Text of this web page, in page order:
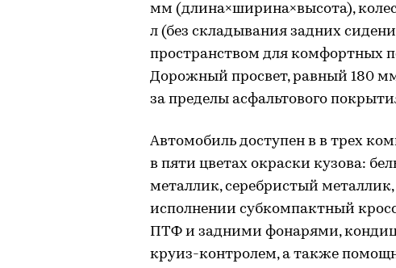
мм (длина×ширина×высота),
л (без складывания задних
пространством для комфортных
Дорожный просвет, равный 180
за пределы асфальтового
Автомобиль доступен в в трех
в пяти цветах окраски кузова:
металлик, серебристый
исполнении субкомпактный
ПТФ и задними фонарями,
круиз-контролем, а также